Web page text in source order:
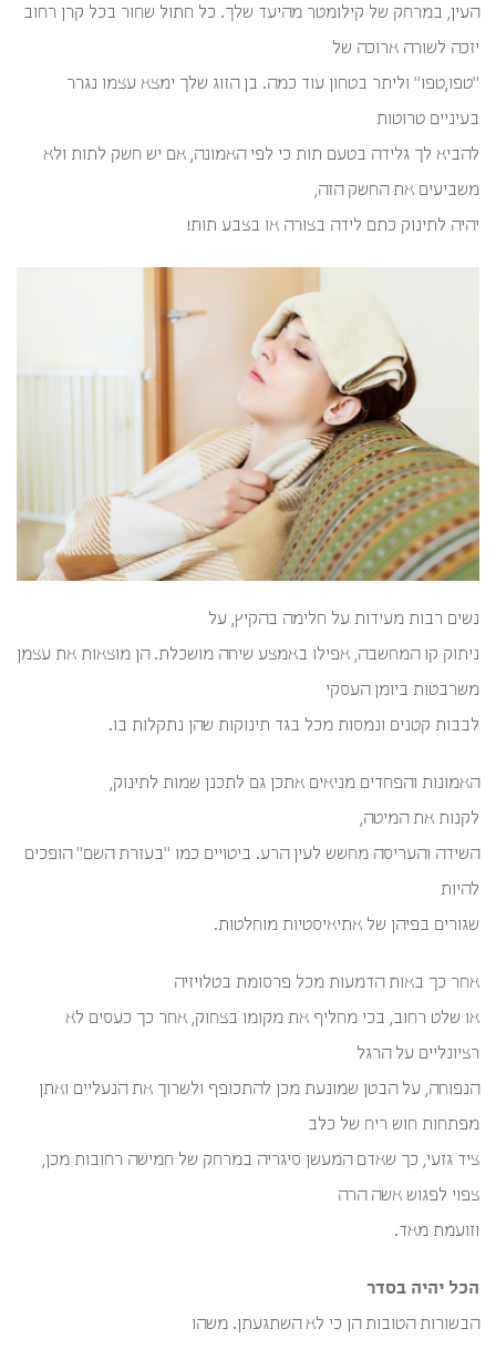
העין, במרחק של קילומטר מהיעד שלך. כל חתול שחור בכל קרן רחוב
יזכה לשורה ארוכה של
"טפו,טפו" וליתר בטחון עוד כמה. בן הזוג שלך ימצא עצמו נגרר
בעיניים טרוטות
להביא לך גלידה בטעם תות כי לפי האמונה, אם יש חשק לתות ולא
משביעים את החשק הזה,
יהיה לתינוק כתם לידה בצורה או בצבע תות!
נשים רבות מעידות על חלימה בהקיץ, על
ניתוק קו המחשבה, אפילו באמצע שיחה מושכלת. הן מוצאות את עצמן
משרבטות ביומן העסקי
לבבות קטנים ונמסות מכל בגד תינוקות שהן נתקלות בו.
האמונות והפחדים מניאים אתכן גם לתכנן שמות לתינוק,
לקנות את המיטה,
השידה והעריסה מחשש לעין הרע. ביטויים כמו "בעזרת השם" הופכים
להיות
שגורים בפיהן של אתיאיסטיות מוחלטות.
אחר כך באות הדמעות מכל פרסומת בטלויזיה
או שלט רחוב, בכי מחליף את מקומו בצחוק, אחר כך כעסים לא
רציונליים על הרגל
הנפוחה, על הבטן שמונעת מכן להתכופף ולשרוך את הנעליים ואתן
מפתחות חוש ריח של כלב
ציד גזעי, כך שאדם המעשן סיגריה במרחק של חמישה רחובות מכן,
צפוי לפגוש אשה הרה
וזועמת מאד.
הכל יהיה בסדר
הבשורות הטובות הן כי לא השתגעתן. משהו